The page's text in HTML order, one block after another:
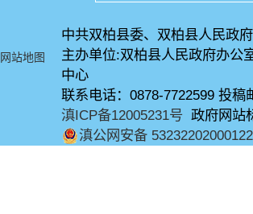
网站地图
中共双柏县委、双柏县人民政
主办单位:双柏县人民政府办
中心
联系电话：0878-7722599 投
滇ICP备12005231号 政府网站
滇公网安备